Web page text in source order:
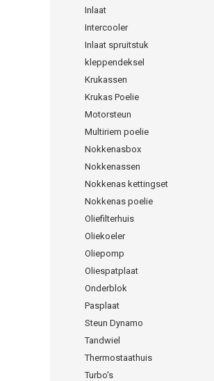
Inlaat
Intercooler
Inlaat spruitstuk
kleppendeksel
Krukassen
Krukas Poelie
Motorsteun
Multiriem poelie
Nokkenasbox
Nokkenassen
Nokkenas kettingset
Nokkenas poelie
Oliefilterhuis
Oliekoeler
Oliepomp
Oliespatplaat
Onderblok
Pasplaat
Steun Dynamo
Tandwiel
Thermostaathuis
Turbo's